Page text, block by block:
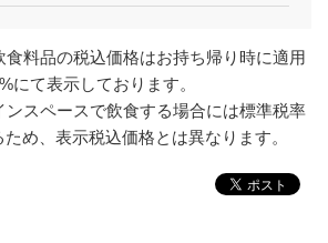
食料品の税込価格はお持ち帰り時に適用
にて表示しております。
ンスペースで飲食する場合には標準税率
め、表示税込価格とは異なります。